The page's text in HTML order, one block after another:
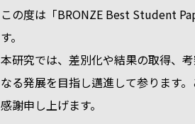
この度は「BRONZE Best Student
す。
本研究では、差別化や結果の取得、
なる発展を目指し邁進して参ります
感謝申し上げます。